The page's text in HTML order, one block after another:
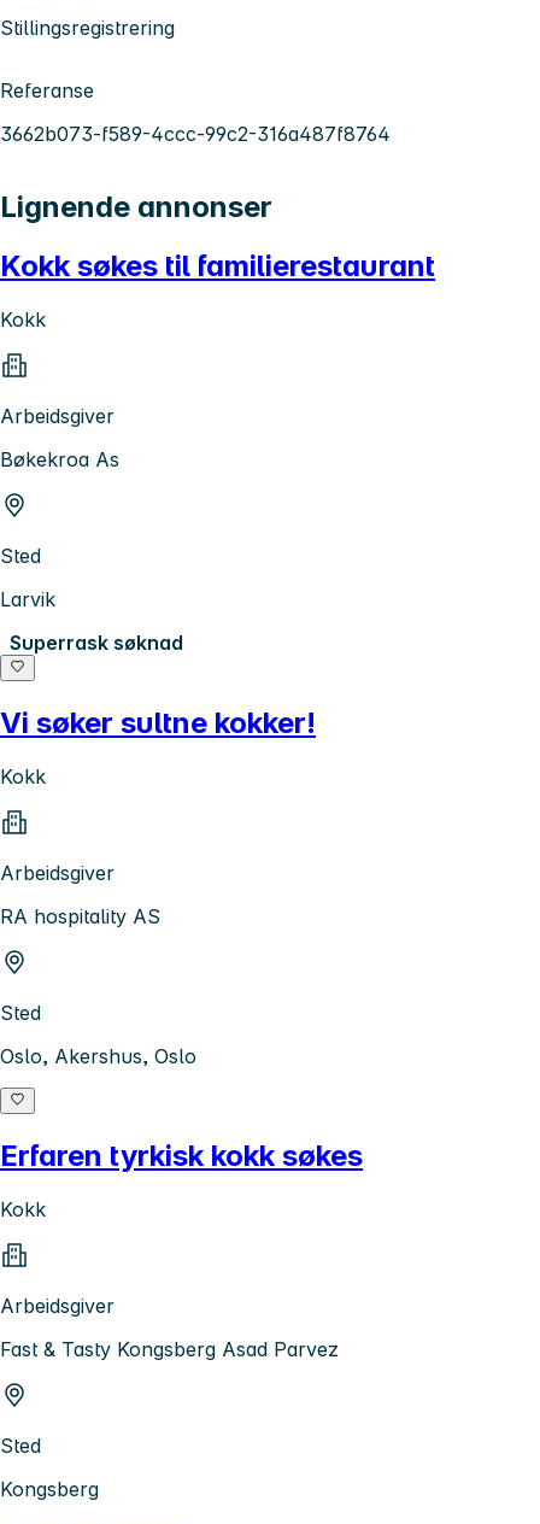
Stillingsregistrering
Referanse
3662b073-f589-4ccc-99c2-316a487f8764
Lignende annonser
Kokk søkes til familierestaurant
Kokk
Arbeidsgiver
Bøkekroa As
Sted
Larvik
Superrask søknad
Vi søker sultne kokker!
Kokk
Arbeidsgiver
RA hospitality AS
Sted
Oslo, Akershus, Oslo
Erfaren tyrkisk kokk søkes
Kokk
Arbeidsgiver
Fast & Tasty Kongsberg Asad Parvez
Sted
Kongsberg